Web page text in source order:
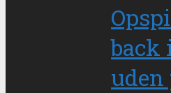
back
uden